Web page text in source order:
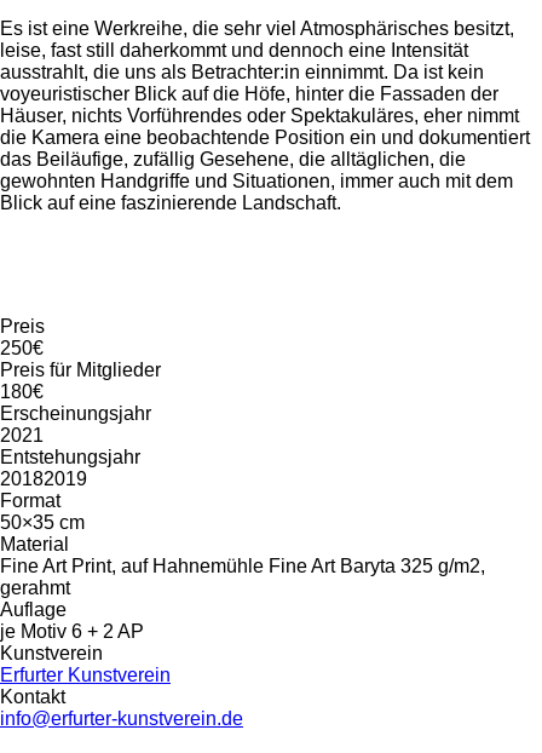
Es ist eine Werkreihe, die sehr viel Atmosphärisches besitzt,
leise, fast still daherkommt und dennoch eine Intensität
ausstrahlt, die uns als Betrachter:in einnimmt. Da ist kein
voyeuristischer Blick auf die Höfe, hinter die Fassaden der
Häuser, nichts Vorführendes oder Spektakuläres, eher nimmt
die Kamera eine beobachtende Position ein und dokumentiert
das Beiläufige, zufällig Gesehene, die alltäglichen, die
gewohnten Handgriffe und Situationen, immer auch mit dem
Blick auf eine faszinierende Landschaft.
Preis
250€
Preis für Mitglieder
180€
Erscheinungsjahr
2021
Entstehungsjahr
20182019
Format
50×35 cm
Material
Fine Art Print, auf Hahnemühle Fine Art Baryta 325 g/m2,
gerahmt
Auflage
je Motiv 6 + 2 AP
Kunstverein
Erfurter Kunstverein
Kontakt
info@erfurter-kunstverein.de